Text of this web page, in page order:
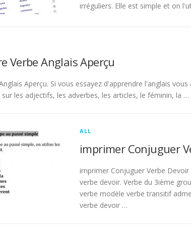
irréguliers. Elle est simple et on
Verbe Anglais Aperçu
Aperçu. Si vous essayez d'apprendre l'anglais
les adjectifs, les adverbes, les articles, le féminin, la …
ALL
imprimer Conjuguer
imprimer Conjuguer Verbe
verbe devoir. Verbe du 3ième
verbe modèle verbe transitif
verbe devoir …